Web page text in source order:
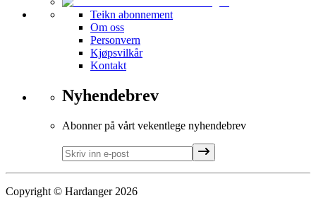
Teikn abonnement
Om oss
Personvern
Kjøpsvilkår
Kontakt
Nyhendebrev
Abonner på vårt vekentlege nyhendebrev
Copyright © Hardanger 2026